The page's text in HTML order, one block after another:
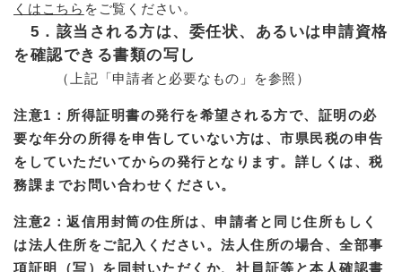
くはこちら をご覧ください。
5．該当される方は、委任状、あるいは申請資格
を確認できる書類の写し
（上記「申請者と必要なもの」を参照）
注意1：所得証明書の発行を希望される方で、証明の必
要な年分の所得を申告していない方は、市県民税の申告
をしていただいてからの発行となります。詳しくは、税
務課までお問い合わせください。
注意2：返信用封筒の住所は、申請者と同じ住所もしく
は法人住所をご記入ください。法人住所の場合、全部事
項証明（写）を同封いただくか、社員証等と本人確認書